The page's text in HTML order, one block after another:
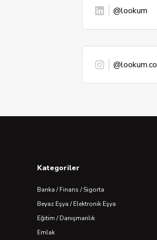
@lookum
@lookum.co
Kategoriler
Banka / Finans / Sigorta
Beyaz Eşya / Elektronik Eşya
Eğitim / Danışmanlık
Emlak